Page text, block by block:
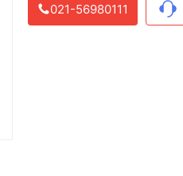
021-56980111